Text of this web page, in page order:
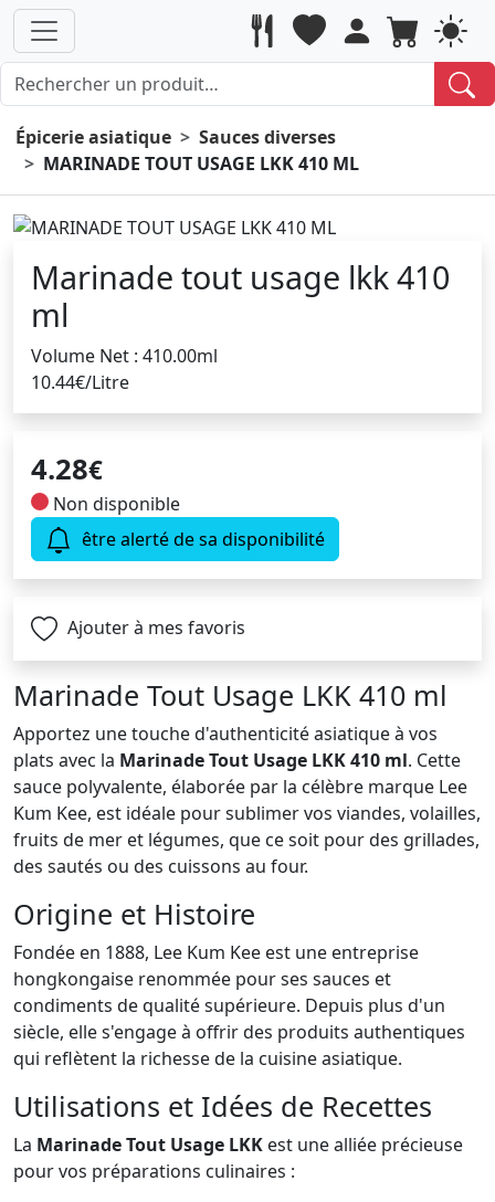
Épicerie asiatique
Sauces diverses
MARINADE TOUT USAGE LKK 410 ML
Marinade tout usage lkk 410
ml
Volume Net : 410.00ml
10.44€/Litre
4.28€
Non disponible
être alerté de sa disponibilité
Ajouter à mes favoris
Marinade Tout Usage LKK 410 ml
Apportez une touche d'authenticité asiatique à vos
plats avec la Marinade Tout Usage LKK 410 ml. Cette
sauce polyvalente, élaborée par la célèbre marque Lee
Kum Kee, est idéale pour sublimer vos viandes, volailles,
fruits de mer et légumes, que ce soit pour des grillades,
des sautés ou des cuissons au four.
Origine et Histoire
Fondée en 1888, Lee Kum Kee est une entreprise
hongkongaise renommée pour ses sauces et
condiments de qualité supérieure. Depuis plus d'un
siècle, elle s'engage à offrir des produits authentiques
qui reflètent la richesse de la cuisine asiatique.
Utilisations et Idées de Recettes
La Marinade Tout Usage LKK est une alliée précieuse
pour vos préparations culinaires :